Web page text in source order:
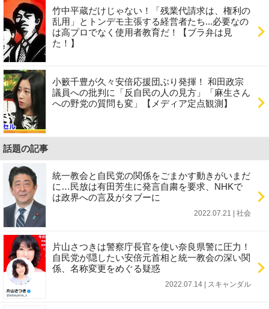
竹中平蔵だけじゃない！「残業代請求は、権利の
乱用」とトンデモ主張する経営者たち...必要なの
は高プロでなく使用者教育だ！【ブラ弁は見
た！】
小籔千豊が久々安倍応援団ぶり発揮！ 和田政宗
議員への批判に「反自民の人の見方」「麻生さん
への野党の質問も変」【メディア定点観測】
話題の記事
統一教会と自民党の関係をごまかす動きがいまだ
に…民放は有田芳生に発言自粛を要求、NHKで
は政界への言及がタブーに
2022.07.21 | 社会
片山さつきは警察庁長官を使い奈良県警に圧力！
自民党が隠したい安倍元首相と統一教会の深い関
係、名称変更をめぐる疑惑
2022.07.14 | スキャンダル